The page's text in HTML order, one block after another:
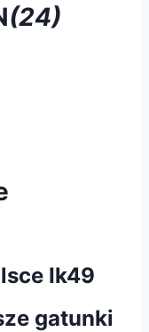
(24)
Ik49
gatunki